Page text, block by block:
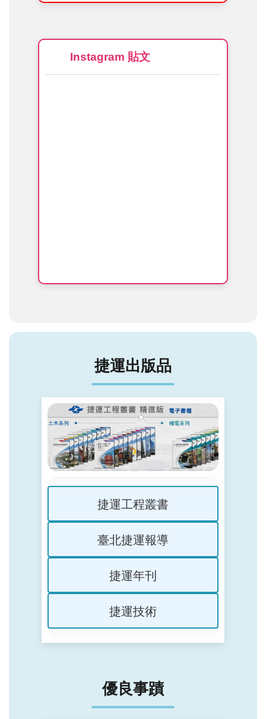
Instagram 貼文
捷運出版品
捷運工程叢書
臺北捷運報導
捷運年刊
捷運技術
優良事蹟